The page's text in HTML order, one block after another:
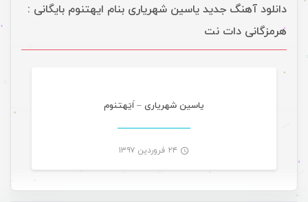
دانلود آهنگ جدید یاسین شهریاری بنام ایهتنوم بایگانی :
هرمزگانی دات نت
یاسین شهریاری – اَیَهتنوم
۲۴ فروردین ۱۳۹۷